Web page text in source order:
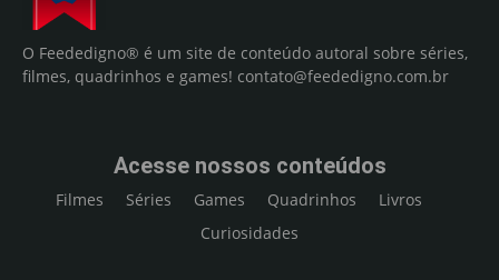
O Feededigno® é um site de conteúdo autoral sobre séries,
filmes, quadrinhos e games! contato@feededigno.com.br
Acesse nossos conteúdos
Filmes Séries Games Quadrinhos
Livros
Curiosidades